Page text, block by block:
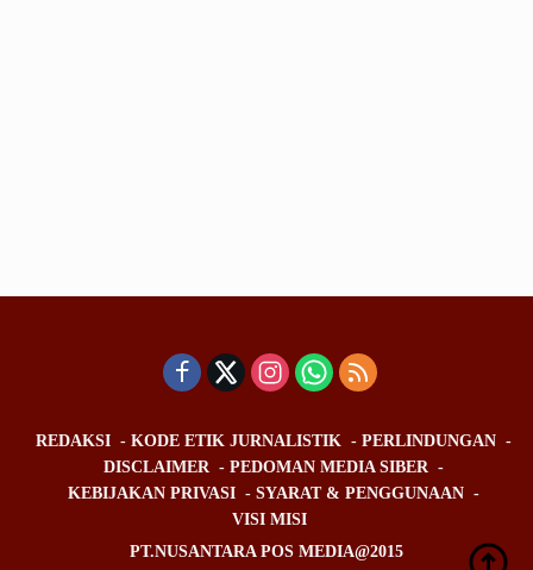
REDAKSI KODE ETIK JURNALISTIK
PERLINDUNGAN
DISCLAIMER
PEDOMAN MEDIA SIBER
KEBIJAKAN PRIVASI
SYARAT & PENGGUNAAN
VISI MISI
PT.NUSANTARA POS MEDIA@2015